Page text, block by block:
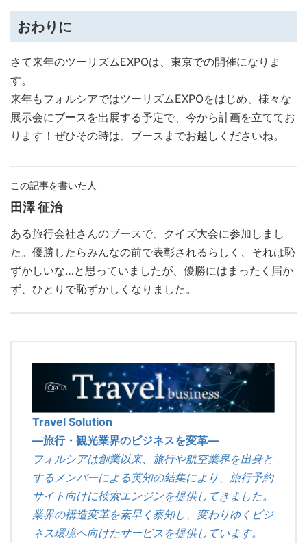
おわりに
さて来年のツーリズムEXPOは、東京での開催になりま
す。
来年もフォルシアではツーリズムEXPOをはじめ、様々な
展示会にブースを出展する予定で、今から計画を立ててお
ります！ぜひその時は、ブースまでお越しくださいね。
この記事を書いた人
田澤 征治
ある旅行会社さんのブースで、クイズ大会に参加しまし
た。優勝したらみんなの前で表彰されるらしく、それは恥
ずかしいな…と思っていましたが、優勝にはまったく届か
ず、ひとりで恥ずかしくなりました。
Travel Solution
―旅行・観光業界のビジネスを変革―
フォルシアは創業以来、旅行や航空業界を出身と
するメンバーによる英知の結集により、旅行予約
サイト向けに検索エンジンを提供してきました。
業界の構造変革を素早く察知し、変わりゆくビジ
ネス環境へ向けたサービスを提供しています。